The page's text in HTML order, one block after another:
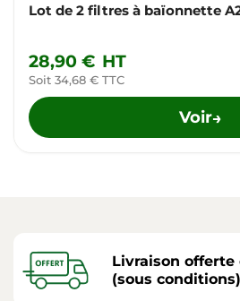
Lot de 2 filtres à baïonnette
28,90 € HT
Soit 34,68 € TTC
Voir→
Livraison offerte
(sous conditions)